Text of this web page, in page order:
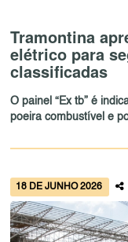
Tramontina
elétrico para
classificadas
O painel “Ex tb” é
poeira combustível e
18 DE JUNHO 2026